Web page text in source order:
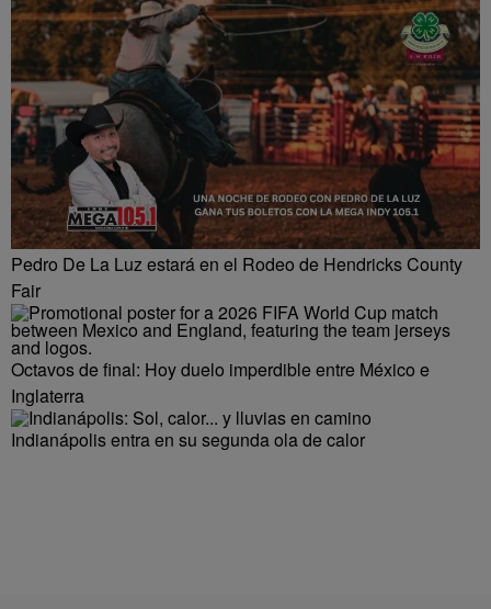
Pedro De La Luz estará en el Rodeo de Hendricks County
Fair
Octavos de final: Hoy duelo imperdible entre México e
Inglaterra
Indianápolis entra en su segunda ola de calor